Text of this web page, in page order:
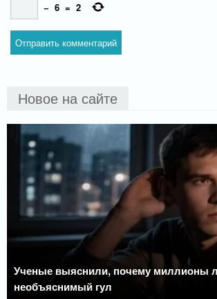
− 6 = 2
Новое на сайте
Ученые выяснили, почему миллионы
необъяснимый гул